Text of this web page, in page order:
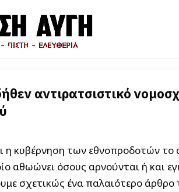
αντιρατσιστικό
η κυβέρνηση των εθνοπροδοτών το
αθωώνει όσους αρνούνται ή και
σχετικώς ένα παλαιότερο